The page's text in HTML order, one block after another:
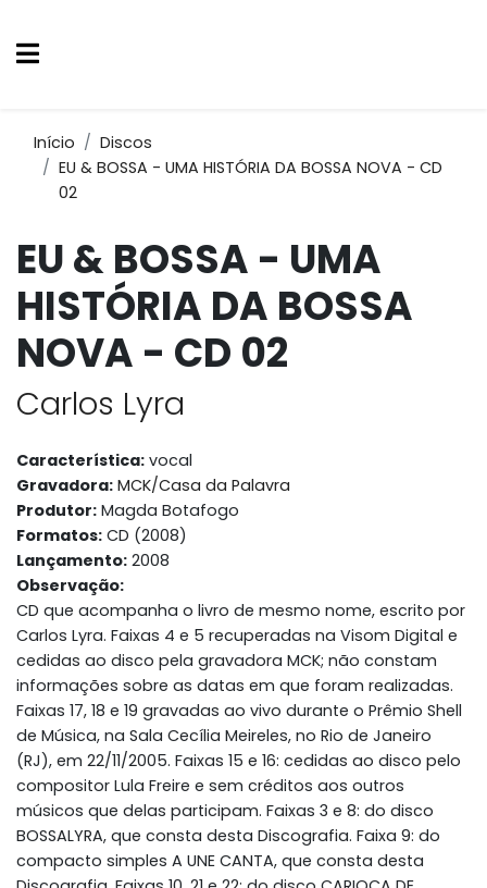
Início
Discos
EU & BOSSA - UMA HISTÓRIA DA BOSSA NOVA - CD
02
EU & BOSSA - UMA
HISTÓRIA DA BOSSA
NOVA - CD 02
Carlos Lyra
Característica: vocal
Gravadora: MCK/Casa da Palavra
Produtor: Magda Botafogo
Formatos: CD (2008)
Lançamento: 2008
Observação:
CD que acompanha o livro de mesmo nome, escrito por
Carlos Lyra. Faixas 4 e 5 recuperadas na Visom Digital e
cedidas ao disco pela gravadora MCK; não constam
informações sobre as datas em que foram realizadas.
Faixas 17, 18 e 19 gravadas ao vivo durante o Prêmio Shell
de Música, na Sala Cecília Meireles, no Rio de Janeiro
(RJ), em 22/11/2005. Faixas 15 e 16: cedidas ao disco pelo
compositor Lula Freire e sem créditos aos outros
músicos que delas participam. Faixas 3 e 8: do disco
BOSSALYRA, que consta desta Discografia. Faixa 9: do
compacto simples A UNE CANTA, que consta desta